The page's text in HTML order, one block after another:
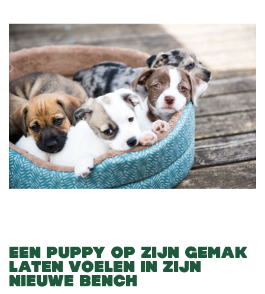
EEN PUPPY OP ZIJN GEMAK
LATEN VOELEN IN ZIJN
NIEUWE BENCH